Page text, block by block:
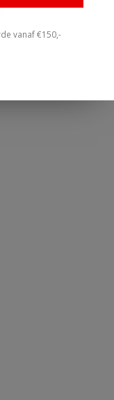
vanaf €150,-